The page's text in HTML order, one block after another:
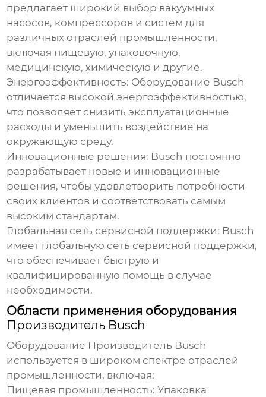
предлагает широкий выбор вакуумных
насосов, компрессоров и систем для
различных отраслей промышленности,
включая пищевую, упаковочную,
медицинскую, химическую и другие.
Энергоэффективность: Оборудование Busch
отличается высокой энергоэффективностью,
что позволяет снизить эксплуатационные
расходы и уменьшить воздействие на
окружающую среду.
Инновационные решения: Busch постоянно
разрабатывает новые и инновационные
решения, чтобы удовлетворить потребности
своих клиентов и соответствовать самым
высоким стандартам.
Глобальная сеть сервисной поддержки: Busch
имеет глобальную сеть сервисной поддержки,
что обеспечивает быструю и
квалифицированную помощь в случае
необходимости.
Области применения оборудования
Производитель Busch
Оборудование Производитель Busch
используется в широком спектре отраслей
промышленности, включая:
Пищевая промышленность: Упаковка